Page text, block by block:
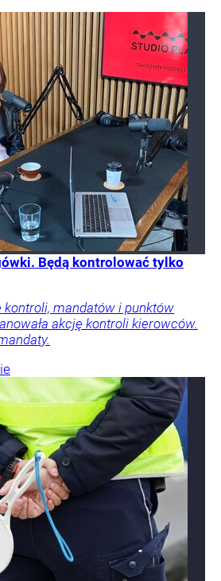
Będą kontrolować tylko
kontroli, mandatów i punktów
akcję kontroli kierowców.